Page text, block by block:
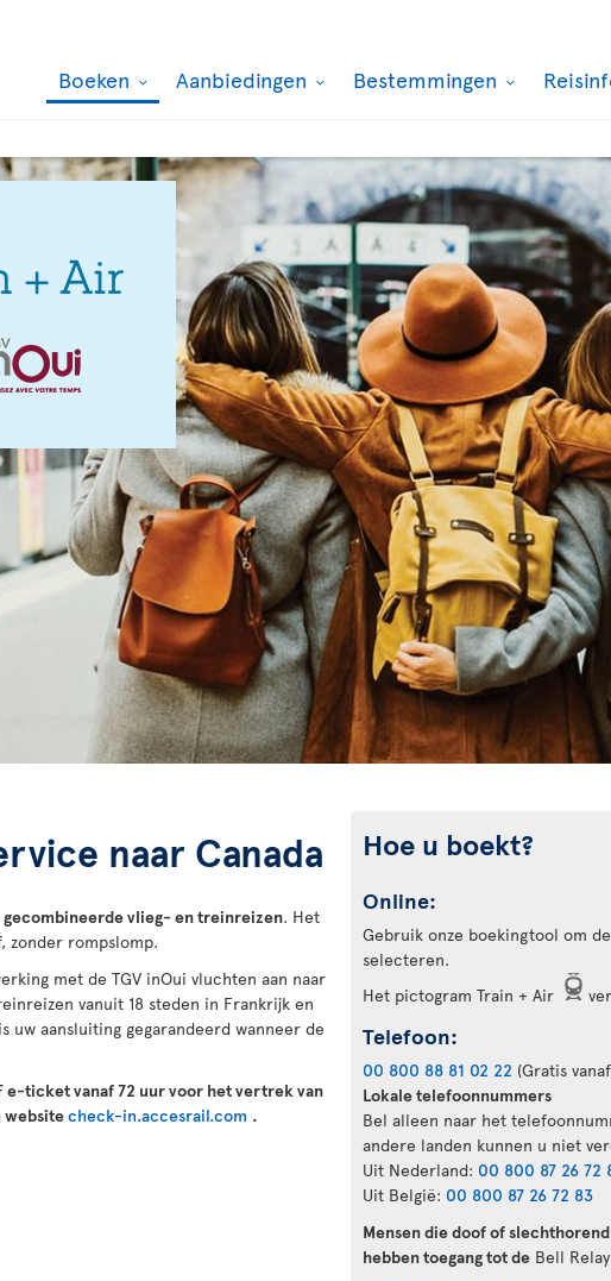
Boeken Aanbiedingen Bestemmingen
naar Canada
gecombineerde vlieg- en treinreizen. Het
zonder rompslomp.
met de TGV inOui vluchten aan naar
vanuit 18 steden in Frankrijk en
uw aansluiting gegarandeerd wanneer de
e-ticket vanaf 72 uur voor het vertrek van
websitecheck-in.accesrail.com .
Hoe u boekt?
Online:
Gebruik onze boekingtool om
selecteren.
Het pictogram Train + Air
Telefoon:
00 800 88 81 02 22 (Gratis
Lokale telefoonnummers
Bel alleen naar het
andere landen kunnen u niet
Uit Nederland: 00 800 87 26 72
Uit België: 00 800 87 26 72 83
Mensen die doof of
hebben toegang tot de Bell